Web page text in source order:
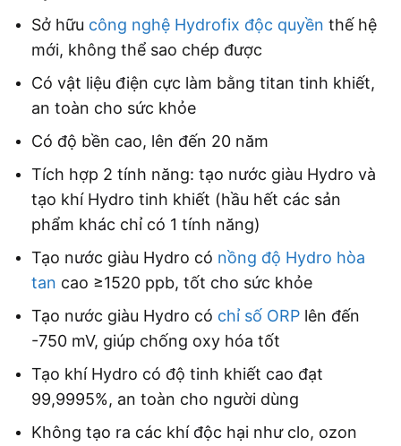
Sở hữu công nghệ Hydrofix độc quyền thế hệ
mới, không thể sao chép được
Có vật liệu điện cực làm bằng titan tinh khiết,
an toàn cho sức khỏe
Có độ bền cao, lên đến 20 năm
Tích hợp 2 tính năng: tạo nước giàu Hydro và
tạo khí Hydro tinh khiết (hầu hết các sản
phẩm khác chỉ có 1 tính năng)
Tạo nước giàu Hydro có nồng độ Hydro hòa
tan cao ≥1520 ppb, tốt cho sức khỏe
Tạo nước giàu Hydro có chỉ số ORPlên đến
-750 mV, giúp chống oxy hóa tốt
Tạo khí Hydro có độ tinh khiết cao đạt
99,9995%, an toàn cho người dùng
Không tạo ra các khí độc hại như clo, ozon